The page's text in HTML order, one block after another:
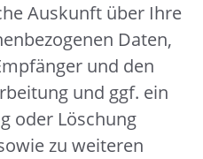
Auskunft über Ihre
Daten,
und den
und ggf. ein
oder Löschung
zu weiteren